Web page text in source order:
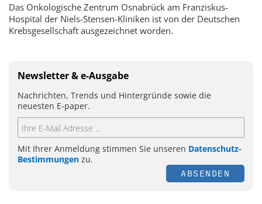
Das Onkologische Zentrum Osnabrück am Franziskus-
Hospital der Niels-Stensen-Kliniken ist von der Deutschen
Krebsgesellschaft ausgezeichnet worden.
Newsletter & e-Ausgabe
Nachrichten, Trends und Hintergründe sowie die
neuesten E-paper.
Mit Ihrer Anmeldung stimmen Sie unseren Datenschutz-
Bestimmungen zu.
ABSENDEN